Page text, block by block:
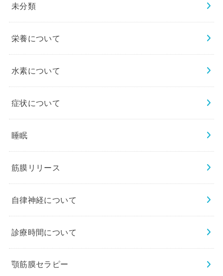
未分類
栄養について
水素について
症状について
睡眠
筋膜リリース
自律神経について
診療時間について
顎筋膜セラピー